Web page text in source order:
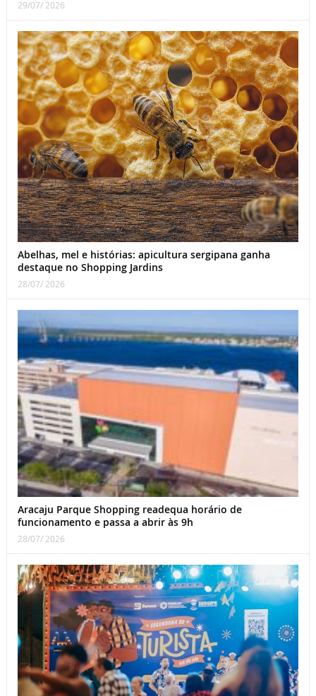
29/07/ 2026
Abelhas, mel e histórias: apicultura sergipana ganha
destaque no Shopping Jardins
28/07/ 2026
Aracaju Parque Shopping readequa horário de
funcionamento e passa a abrir às 9h
28/07/ 2026